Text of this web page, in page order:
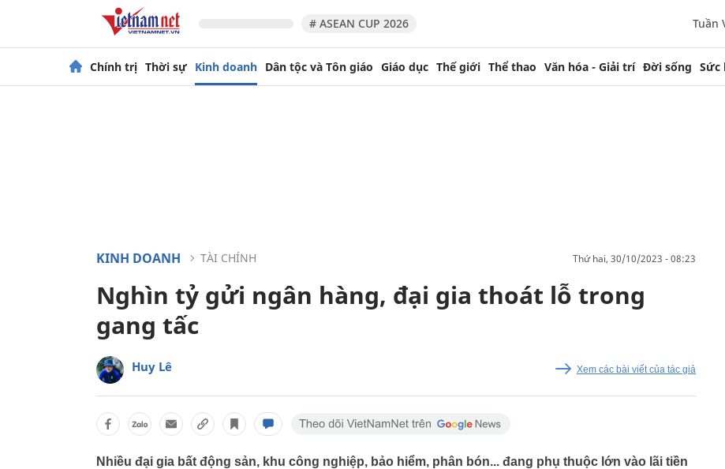
# ASEAN CUP 2026 Tuần
Chính trị Thời sự Kinh doanh Dân tộc và Tôn giáo Giáo dục Thế giới Thể thao Văn hóa - Giải trí Đời sống Sức
KINH DOANH TÀI CHÍNH thứ hai, 30/10/2023 - 08:23
Nghìn tỷ gửi ngân hàng, đại gia thoát lỗ trong
gang tấc
Huy Lê Xem các bài viết của tác giả
Nhiều đại gia bất động sản, khu công nghiệp, bảo hiểm, phân bón... đang phụ thuộc lớn vào lãi tiền